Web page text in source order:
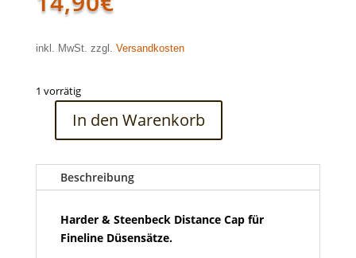
inkl. MwSt. zzgl. Versandkosten
1 vorrätig
Steenbeck
Distance
Fineline
In den Warenkorb
Beschreibung
Harder & Steenbeck Distance Cap für
Fineline Düsensätze.